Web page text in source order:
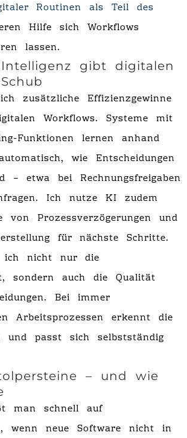
Routinen als Teil des
Hilfe sich Workflows
lassen.
gibt digitalen
zusätzliche Effizienzgewinne
Workflows. Systeme mit
Funktionen lernen anhand
wie Entscheidungen
– etwa bei Rechnungsfreigaben
Ich nutze KI zudem
von Prozessverzögerungen und
für nächste Schritte.
ich nicht nur die
sondern auch die Qualität
Bei immer
Arbeitsprozessen erkennt die
und passt sich selbstständig
– und wie
man schnell auf
wenn neue Software nicht in